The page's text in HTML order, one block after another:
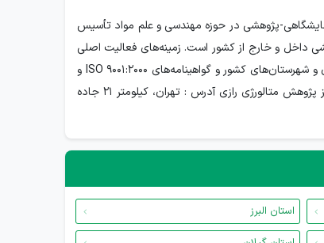
خدمات آزمایشگاهی-پژوهشی در حوزه مهندسی و علم مواد تأسیس
نفر نیروی متخصص از دانشگاه‌ها و مراکز پژوهشی داخل و خارج از کشور است. زمینه‌های فعالیت اصلی
شامل علم و مهندسی مواد، متالورژی، شیمی، پلیمرها، سرامیک‌ها و مدل‌سازی فرایندهای تولید مواد مهندسی می‌باشد. این مرکز دارای 14 دفتر در تهران و شهرستان‌های کشور و گواهینامه‌های ISO 9001:2000 و
ISO/IEC 17025 است. همچنین، عضو شبکه آزمایشگاه‌های نانو و دارای عنوان "مرکز پژوهش برتر" از وزارت صنعت، معدن و تجارت می‌باشد.آدرس مرکز پژوهش متالورژی رازی آدرس : تهران، کیلومتر 21 جاده
استان البرز